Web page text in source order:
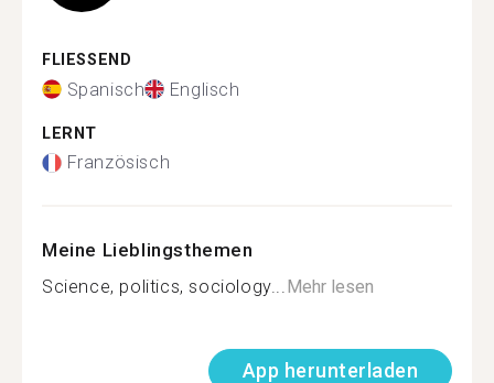
FLIESSEND
Spanisch Englisch
LERNT
Französisch
Meine Lieblingsthemen
Science, politics, sociology...Mehr lesen
App herunterladen